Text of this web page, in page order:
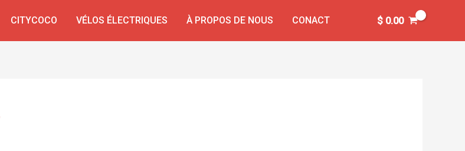
CITYCOCO VÉLOS ÉLECTRIQUES À PROPOS DE NOUS CONACT $0.00